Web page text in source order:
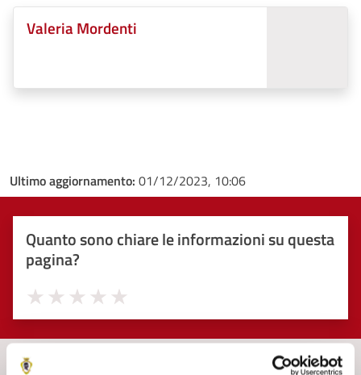
Valeria Mordenti
Ultimo aggiornamento: 01/12/2023, 10:06
Quanto sono chiare le informazioni su questa
pagina?
Valuta 5 stelle su 5
Valuta 4 stelle su 5
Valuta 3 stelle su 5
Valuta 2 stelle su 5
Valuta 1 stelle su 5